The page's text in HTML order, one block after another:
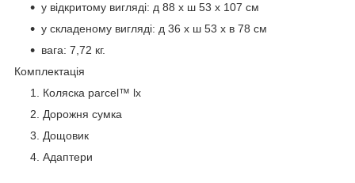
у відкритому вигляді: д 88 x ш 53 x 107 см
у складеному вигляді: д 36 x ш 53 x в 78 см
вага: 7,72 кг.
Комплектація
Коляска parcel™ lx
Дорожня сумка
Дощовик
Адаптери